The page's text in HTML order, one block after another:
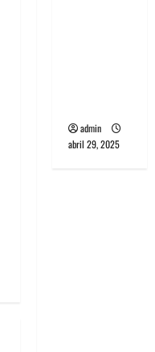
admin
abril 29, 2025